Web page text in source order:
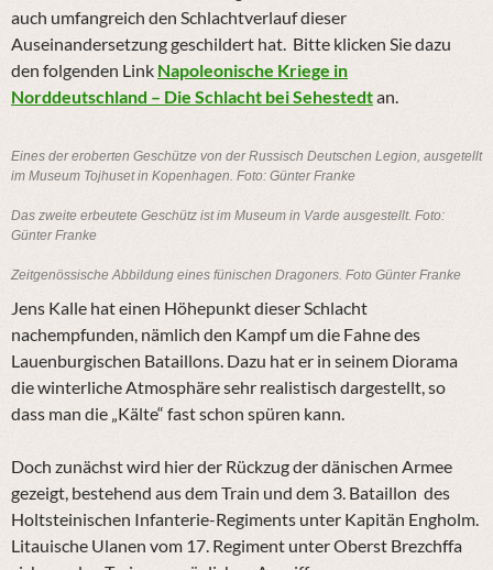
auch umfangreich den Schlachtverlauf dieser
Auseinandersetzung geschildert hat. Bitte klicken Sie dazu
den folgenden Link Napoleonische Kriege in
Norddeutschland – Die Schlacht bei Sehestedtan.
Eines der eroberten Geschütze von der Russisch Deutschen Legion, ausgetellt
im Museum Tojhuset in Kopenhagen. Foto: Günter Franke
Das zweite erbeutete Geschütz ist im Museum in Varde ausgestellt. Foto:
Günter Franke
Zeitgenössische Abbildung eines fünischen Dragoners. Foto Günter Franke
Jens Kalle hat einen Höhepunkt dieser Schlacht
nachempfunden, nämlich den Kampf um die Fahne des
Lauenburgischen Bataillons. Dazu hat er in seinem Diorama
die winterliche Atmosphäre sehr realistisch dargestellt, so
dass man die „Kälte“ fast schon spüren kann.
Doch zunächst wird hier der Rückzug der dänischen Armee
gezeigt, bestehend aus dem Train und dem 3. Bataillon des
Holtsteinischen Infanterie-Regiments unter Kapitän Engholm.
Litauische Ulanen vom 17. Regiment unter Oberst Brezchffa